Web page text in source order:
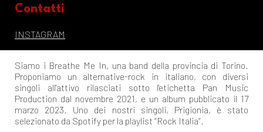
Contatti
INSTAGRAM
Siamo i Breathe Me In, una band della provincia di Torino.
Proponiamo un alternative-rock in italiano, con diversi
singoli all'attivo rilasciati sotto l'etichetta Pan Music
Production dal novembre 2021, e un album pubblicato il 17
marzo 2023. Uno dei nostri singoli, Prigionia, è stato
selezionato da Spotify per la playlist “Rock Italia”.